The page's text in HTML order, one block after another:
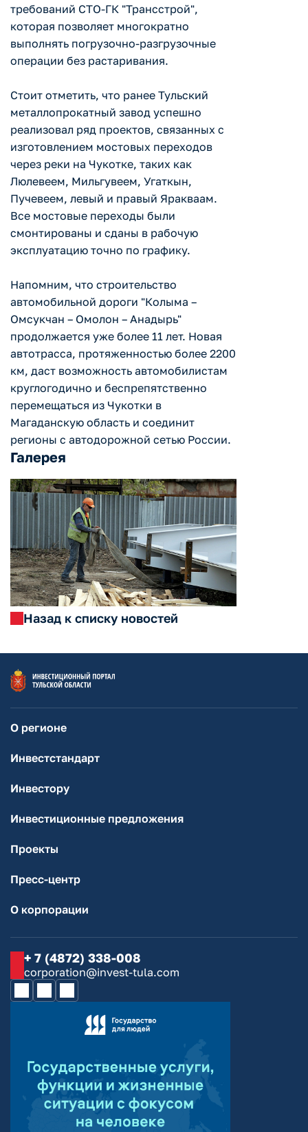
требований СТО-ГК "Трансстрой",
которая позволяет многократно
выполнять погрузочно-разгрузочные
операции без растаривания.
Стоит отметить, что ранее Тульский
металлопрокатный завод успешно
реализовал ряд проектов, связанных с
изготовлением мостовых переходов
через реки на Чукотке, таких как
Люлевеем, Мильгувеем, Угаткын,
Пучевеем, левый и правый Яракваам.
Все мостовые переходы были
смонтированы и сданы в рабочую
эксплуатацию точно по графику.
Напомним, что строительство
автомобильной дороги "Колыма –
Омсукчан – Омолон – Анадырь"
продолжается уже более 11 лет. Новая
автотрасса, протяженностью более 2200
км, даст возможность автомобилистам
круглогодично и беспрепятственно
перемещаться из Чукотки в
Магаданскую область и соединит
регионы с автодорожной сетью России.
Галерея
Назад к списку новостей
О регионе
Инвестстандарт
Инвестору
Инвестиционные предложения
Проекты
Пресс-центр
О корпорации
+ 7 (4872) 338-008
corporation@invest-tula.com